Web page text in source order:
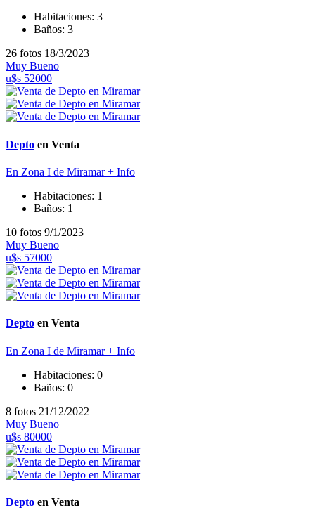
Habitaciones: 3
Baños: 3
26 fotos 18/3/2023
Muy Bueno
u$s 52000
Depto en Venta
En Zona I de Miramar+ Info
Habitaciones: 1
Baños: 1
10 fotos 9/1/2023
Muy Bueno
u$s 57000
Depto en Venta
En Zona I de Miramar+ Info
Habitaciones: 0
Baños: 0
8 fotos 21/12/2022
Muy Bueno
u$s 80000
Depto en Venta